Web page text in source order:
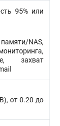
95% или
NAS,
захват
от 0.20 до